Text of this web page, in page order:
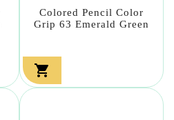
Colored Pencil Color
Grip 63 Emerald Green
